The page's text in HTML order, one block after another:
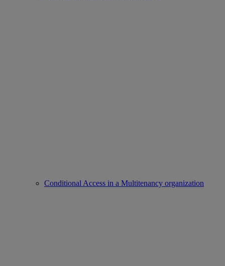
Conditional Access in a Multitenancy organization